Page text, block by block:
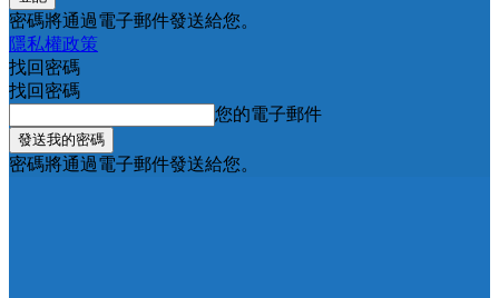
密碼將通過電子郵件發送給您。
隱私權政策
找回密碼
找回密碼
您的電子郵件
密碼將通過電子郵件發送給您。